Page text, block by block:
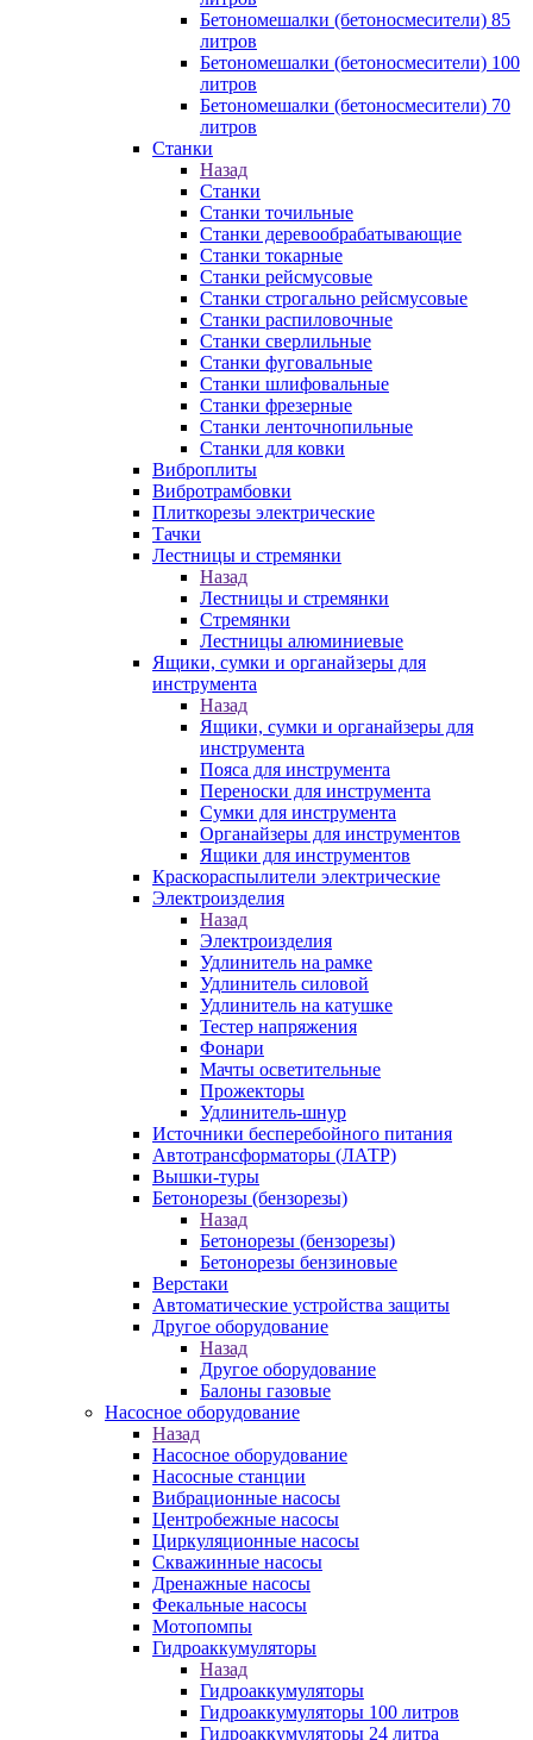
Бетономешалки (бетоносмесители) 85
литров
Бетономешалки (бетоносмесители) 100
литров
Бетономешалки (бетоносмесители) 70
литров
Станки
Назад
Станки
Станки точильные
Станки деревообрабатывающие
Станки токарные
Станки рейсмусовые
Станки строгально рейсмусовые
Станки распиловочные
Станки сверлильные
Станки фуговальные
Станки шлифовальные
Станки фрезерные
Станки ленточнопильные
Станки для ковки
Виброплиты
Вибротрамбовки
Плиткорезы электрические
Тачки
Лестницы и стремянки
Назад
Лестницы и стремянки
Стремянки
Лестницы алюминиевые
Ящики, сумки и органайзеры для
инструмента
Назад
Ящики, сумки и органайзеры для
инструмента
Пояса для инструмента
Переноски для инструмента
Сумки для инструмента
Органайзеры для инструментов
Ящики для инструментов
Краскораспылители электрические
Электроизделия
Назад
Электроизделия
Удлинитель на рамке
Удлинитель силовой
Удлинитель на катушке
Тестер напряжения
Фонари
Мачты осветительные
Прожекторы
Удлинитель-шнур
Источники бесперебойного питания
Автотрансформаторы (ЛАТР)
Вышки-туры
Бетонорезы (бензорезы)
Назад
Бетонорезы (бензорезы)
Бетонорезы бензиновые
Верстаки
Автоматические устройства защиты
Другое оборудование
Назад
Другое оборудование
Балоны газовые
Насосное оборудование
Назад
Насосное оборудование
Насосные станции
Вибрационные насосы
Центробежные насосы
Циркуляционные насосы
Скважинные насосы
Дренажные насосы
Фекальные насосы
Мотопомпы
Гидроаккумуляторы
Назад
Гидроаккумуляторы
Гидроаккумуляторы 100 литров
Гидроаккумуляторы 24 литра